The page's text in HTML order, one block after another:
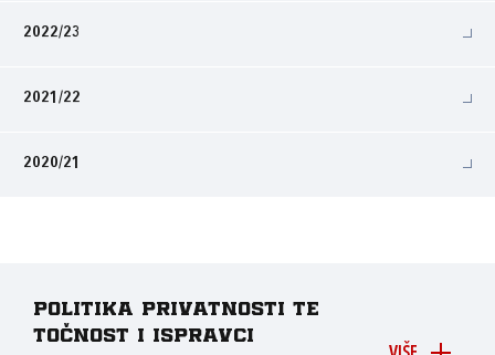
2022/23
2021/22
2020/21
Politika privatnosti te
točnost i ispravci